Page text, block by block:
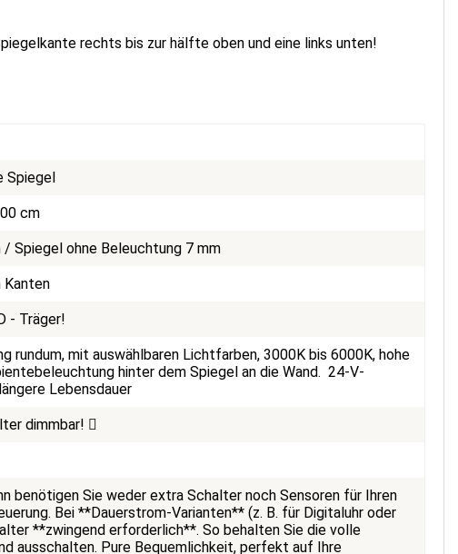
rechts bis zur hälfte oben und eine links unten!
Spiegel
cm
Spiegel ohne Beleuchtung 7 mm
Kanten
- Träger!
mit auswählbaren Lichtfarben, 3000K bis 6000K, hohe
hinter dem Spiegel an die Wand. 24-V-
Lebensdauer
dimmbar!
benötigen Sie weder extra Schalter noch Sensoren für Ihren
Bei **Dauerstrom-Varianten** (z. B. für Digitaluhr oder
**zwingend erforderlich**. So behalten Sie die volle
ausschalten. Pure Bequemlichkeit, perfekt auf Ihre